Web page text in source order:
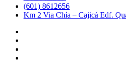
(601) 8612656
Km 2 Via Chía – Cajicá Edf.